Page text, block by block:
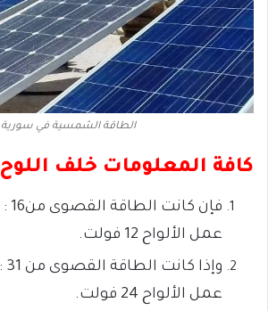
الطاقة الشمسية في سورية
كافة المعلومات خلف اللوح
فإن كانت الطاقة القصوى من16 : 21 فولت
عمل الألواح 12 فولت.
وإذا كانت الطاقة القصوى من 31 : 42 فولت
عمل الألواح 24 فولت.